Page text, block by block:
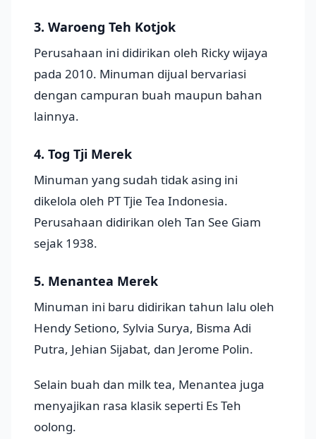
3. Waroeng Teh Kotjok
Perusahaan ini didirikan oleh Ricky wijaya
pada 2010. Minuman dijual bervariasi
dengan campuran buah maupun bahan
lainnya.
4. Tog Tji Merek
Minuman yang sudah tidak asing ini
dikelola oleh PT Tjie Tea Indonesia.
Perusahaan didirikan oleh Tan See Giam
sejak 1938.
5. Menantea Merek
Minuman ini baru didirikan tahun lalu oleh
Hendy Setiono, Sylvia Surya, Bisma Adi
Putra, Jehian Sijabat, dan Jerome Polin.
Selain buah dan milk tea, Menantea juga
menyajikan rasa klasik seperti Es Teh
oolong.